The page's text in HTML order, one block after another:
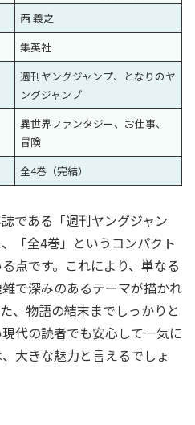
西 義之
集英社
週刊ヤングジャンプ、となりのヤ
ングジャンプ
異世界ファンタジー、お仕事、
冒険
全4巻（完結）
である「週刊ヤングジャン
「全4巻」というコンパクト
点です。これにより、単なる
で深みのあるテーマが描かれ
、物語の結末までしっかりと
代の読者でも安心して一気に
大きな魅力と言えるでしょ